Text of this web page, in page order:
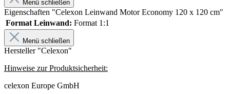
Menü schließen
Eigenschaften "Celexon Leinwand Motor Economy 120 x 120 cm"
Format Leinwand: Format 1:1
Menü schließen
Hersteller "Celexon"
Hinweise zur Produktsicherheit:
celexon Europe GmbH